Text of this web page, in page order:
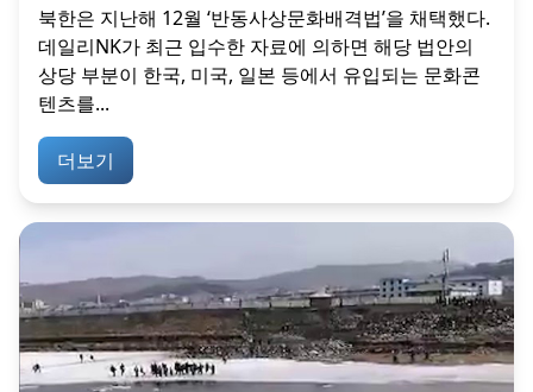
북한은 지난해 12월 ‘반동사상문화배격법’을 채택했다.
데일리NK가 최근 입수한 자료에 의하면 해당 법안의
상당 부분이 한국, 미국, 일본 등에서 유입되는 문화콘
텐츠를...
더보기